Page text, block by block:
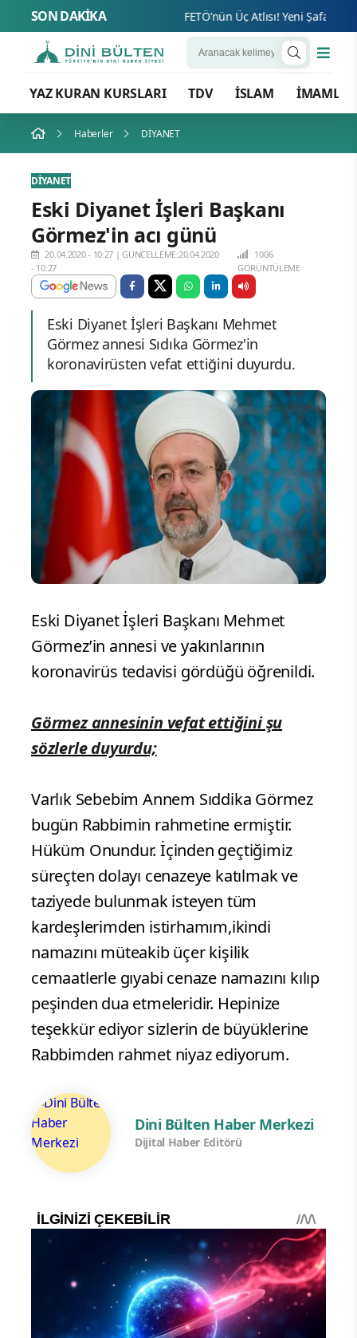
SON DAKİKA FETÖ’nün Üç Atlısı! Yeni Şafak’ın
YAZ KURAN KURSLARI TDV İSLAM İMAMLAR
Haberler DİYANET
DİYANET
Eski Diyanet İşleri Başkanı
Görmez'in acı günü
20.04.2020 - 10:27 |GÜNCELLEME:20.04.2020
- 10:27
1006
GÖRÜNTÜLEME
Eski Diyanet İşleri Başkanı Mehmet
Görmez annesi Sıdıka Görmez'in
koronavirüsten vefat ettiğini duyurdu.
Eski Diyanet İşleri Başkanı Mehmet
Görmez’in annesi ve yakınlarının
koronavirüs tedavisi gördüğü öğrenildi.
Görmez annesinin vefat ettiğini şu
sözlerle duyurdu;
Varlık Sebebim Annem Sıddika Görmez
bugün Rabbimin rahmetine ermiştir.
Hüküm Onundur. İçinden geçtiğimiz
süreçten dolayı cenazeye katılmak ve
taziyede bulunmak isteyen tüm
kardeşlerimden istirhamım,ikindi
namazını müteakib üçer kişilik
cemaatlerle gıyabi cenaze namazını kılıp
peşinden dua etmeleridir. Hepinize
teşekkür ediyor sizlerin de büyüklerine
Rabbimden rahmet niyaz ediyorum.
Dini Bülten Haber Merkezi
Dijital Haber Editörü